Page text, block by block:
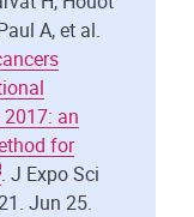
A, et al.
an
for
. J Expo Sci
Jun 25.